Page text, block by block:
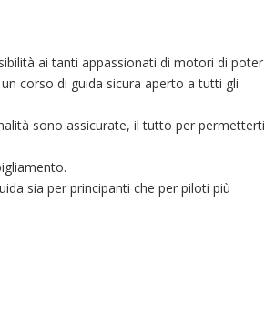
ai tanti appassionati di motori di poter
corso di guida sicura aperto a tutti gli
sono assicurate, il tutto per permetterti
sia per principanti che per piloti più